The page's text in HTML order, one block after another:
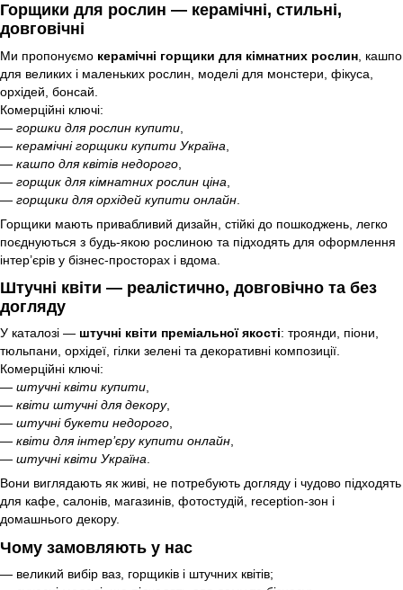
Горщики для рослин — керамічні, стильні,
довговічні
Ми пропонуємо керамічні горщики для кімнатних рослин , кашпо
для великих і маленьких рослин, моделі для монстери, фікуса,
орхідей, бонсай.
Комерційні ключі:
— горшки для рослин купити
— керамічні горщики купити Україна
— кашпо для квітів недорого
— горщик для кімнатних рослин ціна
— горщики для орхідей купити онлайн
Горщики мають привабливий дизайн, стійкі до пошкоджень, легко
поєднуються з будь-якою рослиною та підходять для оформлення
інтер’єрів у бізнес-просторах і вдома.
Штучні квіти — реалістично, довговічно та без
догляду
У каталозі — штучні квіти преміальної якості: троянди, піони,
тюльпани, орхідеї, гілки зелені та декоративні композиції.
Комерційні ключі:
— штучні квіти купити,
— квіти штучні для декору,
— штучні букети недорого,
— квіти для інтер’єру купити онлайн,
— штучні квіти Україна.
Вони виглядають як живі, не потребують догляду і чудово підходять
для кафе, салонів, магазинів, фотостудій, reception-зон і
домашнього декору.
Чому замовляють у нас
— великий вибір ваз, горщиків і штучних квітів;